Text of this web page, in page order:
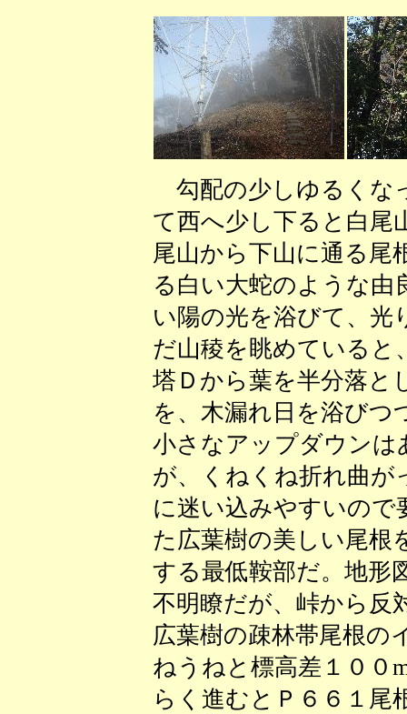
勾配の少しゆるくな
て西へ少し下ると白尾
尾山から下山に通る尾
る白い大蛇のような由
い陽の光を浴びて、光
だ山稜を眺めていると
塔Ｄから葉を半分落と
を、木漏れ日を浴びつ
小さなアップダウンは
が、くねくね折れ曲が
に迷い込みやすいので
た広葉樹の美しい尾根
する最低鞍部だ。地形
不明瞭だが、峠から反
広葉樹の疎林帯尾根の
ねうねと標高差１００
らく進むとＰ６６１尾